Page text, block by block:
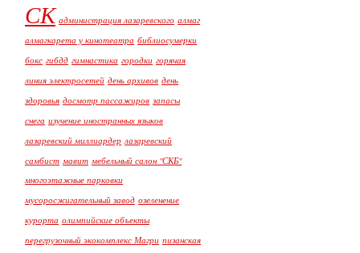
СК администрация лазаревского алмаг
алмагкарета у кинотеатра библиосумерки
бокс гибдд гимнастика городки горячая
линия электросетей день архивов день
здоровья досмотр пассажиров запасы
снега изучение иностранных языков
лазаревский миллиардер лазаревский
самбист мавит мебельный салон "СКБ"
многоэтажные парковки
мусоросжигательный завод озеленение
курорта олимпийские объекты
перегрузочный экокомплекс Магри пизанская